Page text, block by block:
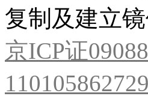
复制及建立
京ICP证